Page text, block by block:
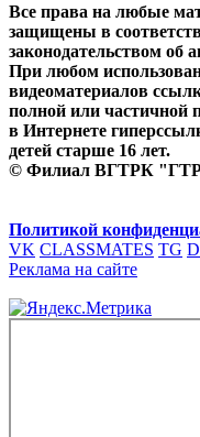
Все права на любые
защищены в
законодательством об
При любом
видеоматериалов
полной или частичной
в Интернете
детей старше 16 лет.
© Филиал ВГТРК
Политикой
VK CLASSMATES TG
Реклама на сайте